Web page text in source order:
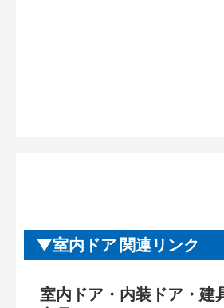
室内ドア 関連リンク
室内ドア・内装ドア・建